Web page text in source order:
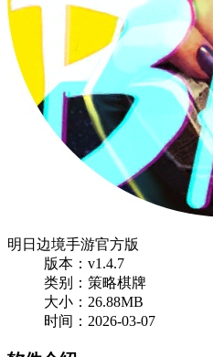
明日边境手游官方版
版本：v1.4.7
类别：策略棋牌
大小：26.88MB
时间：2026-03-07